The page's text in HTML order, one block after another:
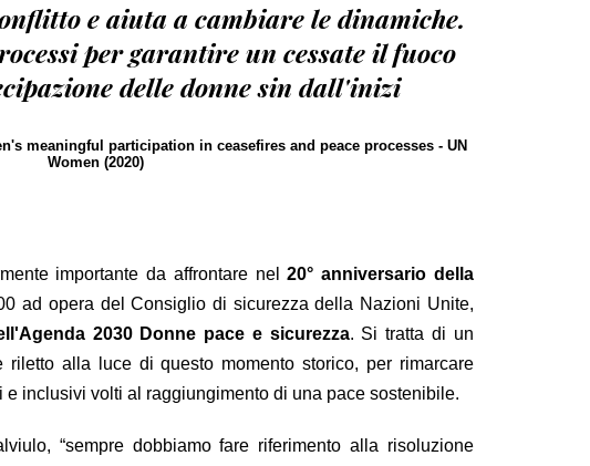
e aiuta a cambiare le dinamiche.
per garantire un cessate il fuoco
delle donne sin dall'inizi
meaningful participation in ceasefires and peace processes - UN
Women (2020)
importante da affrontare nel20° anniversario della
ad opera del Consiglio di sicurezza della Nazioni Unite,
2030 Donne pace e sicurezza. Si tratta di un
riletto alla luce di questo momento storico, per rimarcare
e inclusivi volti al raggiungimento di una pace sostenibile.
“sempre dobbiamo fare riferimento alla risoluzione